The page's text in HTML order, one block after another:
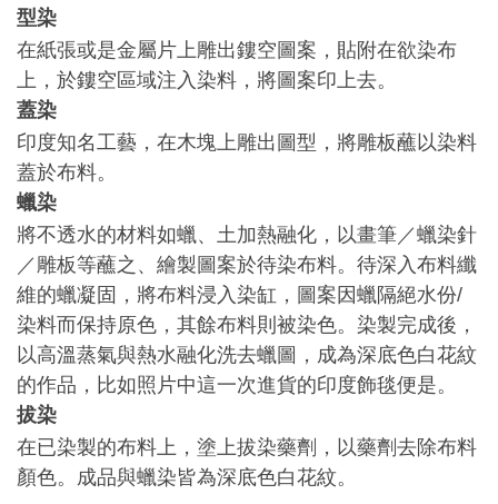
型染
在紙張或是金屬片上雕出鏤空圖案，貼附在欲染布
上，於鏤空區域注入染料，將圖案印上去。
蓋染
印度知名工藝，在木塊上雕出圖型，將雕板蘸以染料
蓋於布料。
蠟染
將不透水的材料如蠟、土加熱融化，以畫筆／蠟染針
／雕板等蘸之、繪製圖案於待染布料。待深入布料纖
維的蠟凝固，將布料浸入染缸，圖案因蠟隔絕水份/
染料而保持原色，其餘布料則被染色。染製完成後，
以高溫蒸氣與熱水融化洗去蠟圖，成為深底色白花紋
的作品，比如照片中這一次進貨的印度飾毯便是。
拔染
在已染製的布料上，塗上拔染藥劑，以藥劑去除布料
顏色。成品與蠟染皆為深底色白花紋。